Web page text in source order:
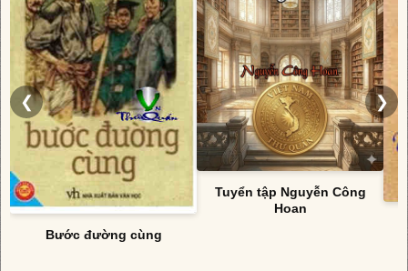
❮
Bước đường cùng
Tuyển tập Nguyễn Công
Hoan
❯